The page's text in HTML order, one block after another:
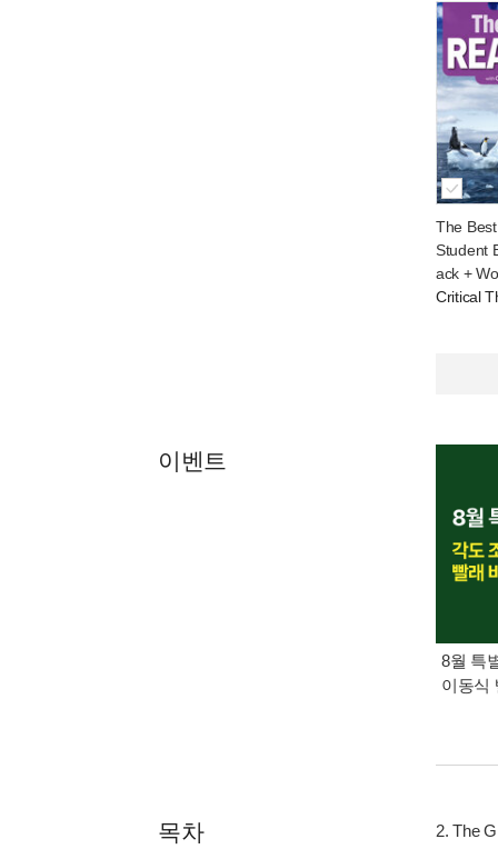
The
Student
ack +
Critical
이벤트
8월 특
이동식
목차
2. The